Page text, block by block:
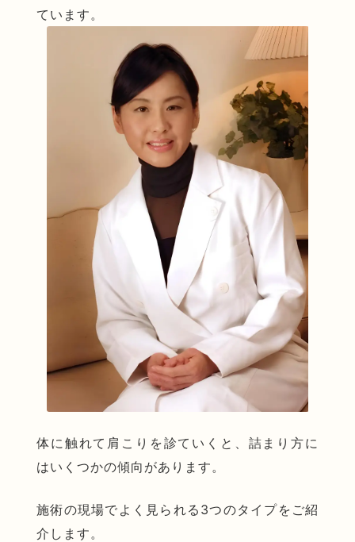
ています。
体に触れて肩こりを診ていくと、詰まり方に
はいくつかの傾向があります。
施術の現場でよく見られる3つのタイプをご紹
介します。